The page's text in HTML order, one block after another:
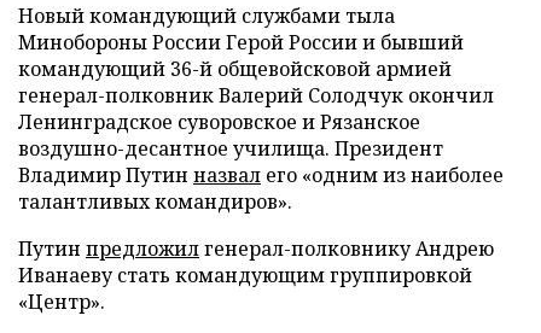
Новый командующий службами тыла
Минобороны России Герой России и бывший
командующий 36-й общевойсковой армией
генерал-полковник Валерий Солодчук окончил
Ленинградское суворовское и Рязанское
воздушно-десантное училища. Президент
Владимир Путин назвал его «одним из наиболее
талантливых командиров».
Путин предложилгенерал-полковнику Андрею
Иванаеву стать командующим группировкой
«Центр».